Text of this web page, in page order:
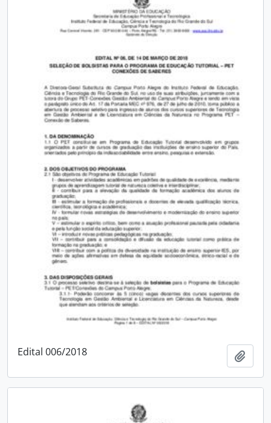
Edital 006/2018